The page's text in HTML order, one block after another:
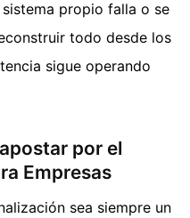
propio falla o se
todo desde los
sigue operando
por el
Empresas
sea siempre un